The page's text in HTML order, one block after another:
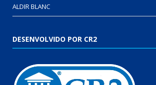
ALDIR BLANC
DESENVOLVIDO POR CR2